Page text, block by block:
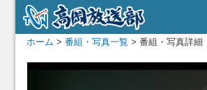
ホーム > 番組・写真一覧 > 番組・写真詳細